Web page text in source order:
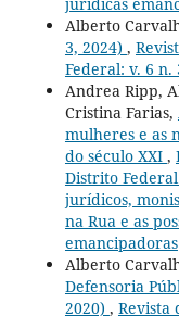
Alberto
3, 2024) ,
Federal: v. 6
Andrea Ripp,
Cristina Farias,
mulheres e as
do século XXI ,
Distrito
jurídicos,
na Rua e as
emancipadoras
Alberto
Defensoria
2020) , Revista